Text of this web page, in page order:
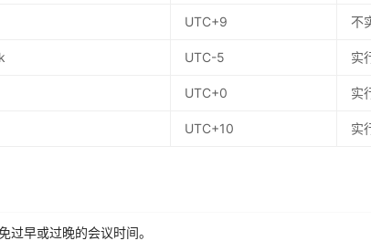
UTC+9 不
UTC-5 实
UTC+0 实
UTC+10 实
过早或过晚的会议时间。